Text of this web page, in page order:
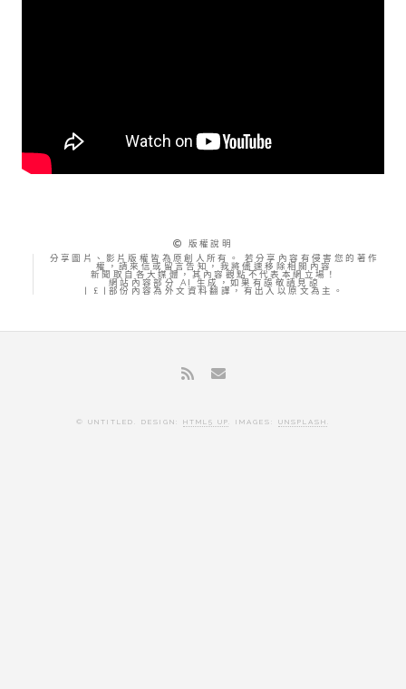
版權說明
分享圖片、影片版權皆為原創人所有。 若分享內容有侵害您的著作
權，請來信或留言告知，我將儘速移除相關內容
新聞取自各大媒體，其內容觀點不代表本網立場！
網站內容部分 AI 生成，如果有誤敬請見諒
| £ |部份內容為外文資料翻譯，有出入以原文為主。
© UNTITLED. DESIGN: HTML5 UP. IMAGES: UNSPLASH .